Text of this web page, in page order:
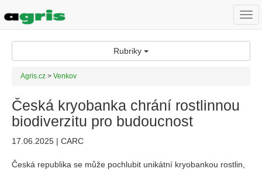
Rubriky
Agris.cz > Venkov
Česká kryobanka chrání rostlinnou
biodiverzitu pro budoucnost
17.06.2025 | CARC
Česká republika se může pochlubit unikátní kryobankou rostlin,